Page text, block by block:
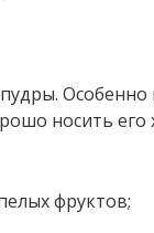
Особенно
носить
фруктов;